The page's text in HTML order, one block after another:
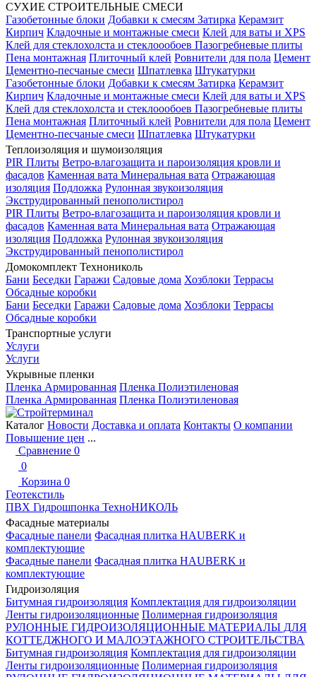
СУХИЕ СТРОИТЕЛЬНЫЕ СМЕСИ
Газобетонные блоки Добавки к смесям Затирка Керамзит
Кирпич Кладочные и монтажные смеси Клей для ваты и XPS
Клей для стеклохолста и стеклоообоев Пазогребневые плиты
Пена монтажная Плиточный клей Ровнители для пола Цемент
Цементно-песчаные смеси Шпатлевка Штукатурки
Газобетонные блоки Добавки к смесям Затирка Керамзит
Кирпич Кладочные и монтажные смеси Клей для ваты и XPS
Клей для стеклохолста и стеклоообоев Пазогребневые плиты
Пена монтажная Плиточный клей Ровнители для пола Цемент
Цементно-песчаные смеси Шпатлевка Штукатурки
Теплоизоляция и шумоизоляция
PIR Плиты Ветро-влагозащита и пароизоляция кровли и
фасадов Каменная вата Минеральная вата Отражающая
изоляция Подложка Рулонная звукоизоляция
Экструдированный пенополистирол
PIR Плиты Ветро-влагозащита и пароизоляция кровли и
фасадов Каменная вата Минеральная вата Отражающая
изоляция Подложка Рулонная звукоизоляция
Экструдированный пенополистирол
Домокомплект Технониколь
Бани Беседки Гаражи Садовые дома Хозблоки Террасы
Обсадные коробки
Бани Беседки Гаражи Садовые дома Хозблоки Террасы
Обсадные коробки
Транспортные услуги
Услуги
Услуги
Укрывные пленки
Пленка Армированная Пленка Полиэтиленовая
Пленка Армированная Пленка Полиэтиленовая
Каталог Новости Доставка и оплата Контакты О компании
Повышение цен ...
Сравнение 0
0
Корзина 0
Геотекстиль
ПВХ Гидрошпонка ТехноНИКОЛЬ
Фасадные материалы
Фасадные панели Фасадная плитка HAUBERK и
комплектующие
Фасадные панели Фасадная плитка HAUBERK и
комплектующие
Гидроизоляция
Битумная гидроизоляция Комплектация для гидроизоляции
Ленты гидроизоляционные Полимерная гидроизоляция
РУЛОННЫЕ ГИДРОИЗОЛЯЦИОННЫЕ МАТЕРИАЛЫ ДЛЯ
КОТТЕДЖНОГО И МАЛОЭТАЖНОГО СТРОИТЕЛЬСТВА
Битумная гидроизоляция Комплектация для гидроизоляции
Ленты гидроизоляционные Полимерная гидроизоляция